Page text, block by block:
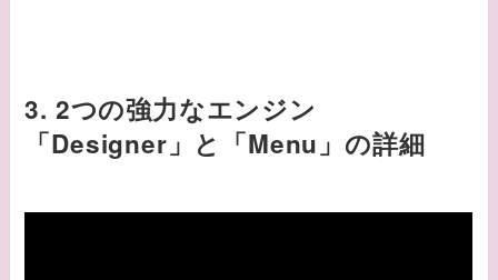
3. 2つの強力なエンジン
「Designer」と「Menu」の詳細